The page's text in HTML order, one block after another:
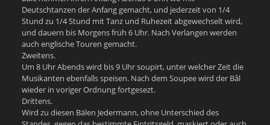
Deutschtanzen der Anfang gemacht, und jederzeit von 1/4
Stund zu 1/4 Stund mit Tanz und Ruhezeit abgewechselt wird,
und dauern bis Morgens früh 6 Uhr. Nach Verlangen werden
auch englische Touren gemacht.
Zweitens.
Um 8 Uhr Abends wird bis 9 Uhr soupirt, unter welcher Zeit die
Musikanten ebenfalls speisen. Nach dem Soupee wird der Bâl
wieder in voriger Ordnung fortgesezt.
Drittens.
Wird zu diesen Bälen Jedermann, ohne Unterschied des